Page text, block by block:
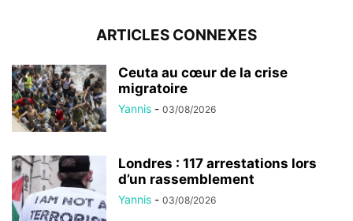
ARTICLES CONNEXES
Ceuta au cœur de la crise
migratoire
Yannis - 03/08/2026
Londres : 117 arrestations lors
d’un rassemblement
Yannis - 03/08/2026